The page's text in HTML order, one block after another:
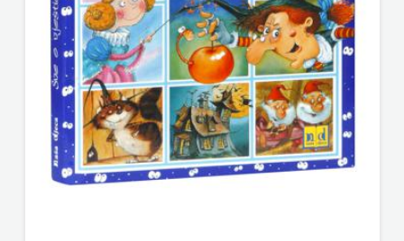
NAKLADA
ULIKS
NARODNA
KNJIŽNICA
HNŽ/K